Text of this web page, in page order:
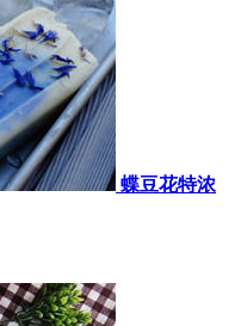
蝶豆花特浓